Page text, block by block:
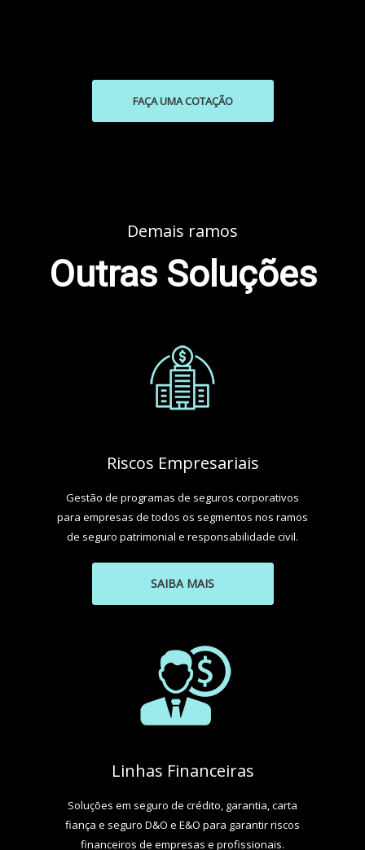
FAÇA UMA COTAÇÃO
Demais ramos
Outras Soluções
Riscos Empresariais
Gestão de programas de seguros corporativos
para empresas de todos os segmentos nos ramos
de seguro patrimonial e responsabilidade civil.
SAIBA MAIS
Linhas Financeiras
Soluções em seguro de crédito, garantia, carta
fiança e seguro D&O e E&O para garantir riscos
financeiros de empresas e profissionais.